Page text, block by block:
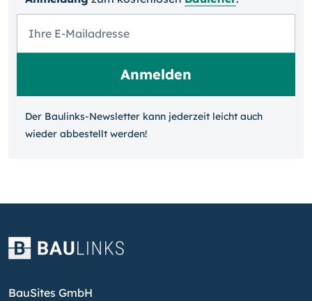
Der Baulinks-Newsletter kann jeder­zeit leicht auch
wieder ab­bestellt werden!
BauSites GmbH